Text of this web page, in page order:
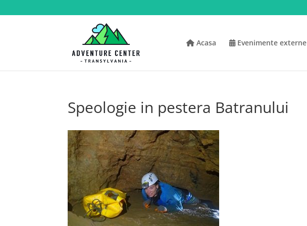
Acasa Evenimente externe
Speologie in pestera Batranului